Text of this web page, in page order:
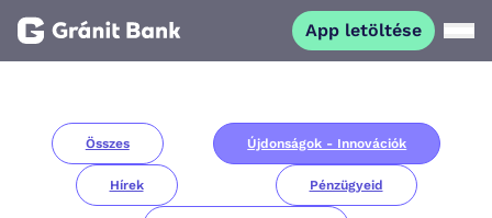
App letöltése
Vállalkozásoknak
Összes Újdonságok - Innovációk
Hírek Pénzügyeid